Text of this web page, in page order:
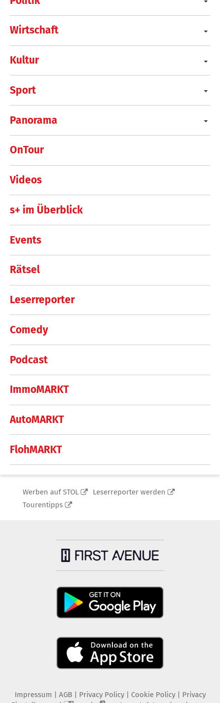
Wirtschaft
Kultur
Sport
Panorama
OnTour
Videos
s+ im Überblick
Events
Rätsel
Leserreporter
Comedy
Podcast
ImmoMARKT
AutoMARKT
FlohMARKT
Werben auf STOL
Leserreporter werden
Tourentipps
Impressum | AGB | Privacy Policy| Cookie Policy| Privacy